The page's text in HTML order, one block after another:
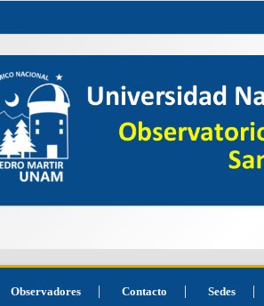
Observadores Contacto Sedes